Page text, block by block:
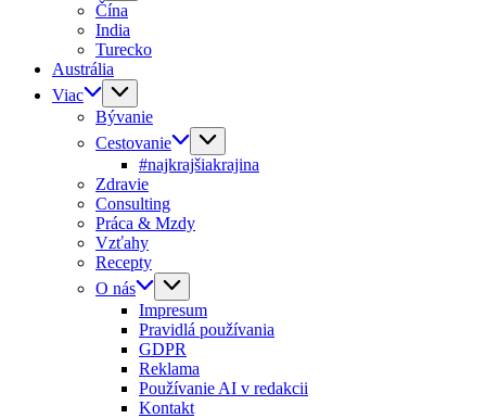
Čína
India
Turecko
Austrália
Viac
Bývanie
Cestovanie
#najkrajšiakrajina
Zdravie
Consulting
Práca & Mzdy
Vzťahy
Recepty
O nás
Impresum
Pravidlá používania
GDPR
Reklama
Používanie AI v redakcii
Kontakt